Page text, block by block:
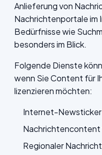
Anlieferung von
Nachrichtenportale im
Bedürfnisse wie
besonders im Blick.
Folgende Dienste
wenn Sie Content für
lizenzieren möchten:
Internet-Newsticker
Nachrichtencontent
Regionaler